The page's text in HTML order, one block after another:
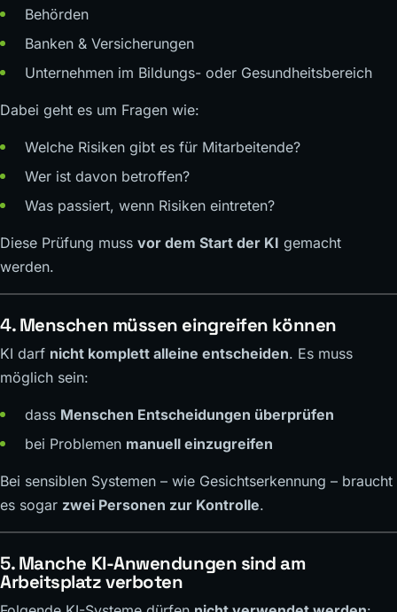
Behörden
Banken & Versicherungen
Unternehmen im Bildungs- oder Gesundheitsbereich
Dabei geht es um Fragen wie:
Welche Risiken gibt es für Mitarbeitende?
Wer ist davon betroffen?
Was passiert, wenn Risiken eintreten?
Diese Prüfung muss vor dem Start der KI gemacht
werden.
4.Menschen müssen eingreifen können
KI darf nicht komplett alleine entscheiden. Es muss
möglich sein:
dass Menschen Entscheidungen überprüfen
bei Problemen manuell einzugreifen
Bei sensiblen Systemen – wie Gesichtserkennung – braucht
es sogar zwei Personen zur Kontrolle.
5.Manche KI-Anwendungen sind am
Arbeitsplatz verboten